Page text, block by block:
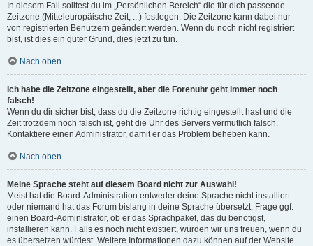
In diesem Fall solltest du im „Persönlichen Bereich“ die für dich passende
Zeitzone (Mitteleuropäische Zeit, ...) festlegen. Die Zeitzone kann dabei nur
von registrierten Benutzern geändert werden. Wenn du noch nicht registriert
bist, ist dies ein guter Grund, dies jetzt zu tun.
Nach oben
Ich habe die Zeitzone eingestellt, aber die Forenuhr geht immer noch
falsch!
Wenn du dir sicher bist, dass du die Zeitzone richtig eingestellt hast und die
Zeit trotzdem noch falsch ist, geht die Uhr des Servers vermutlich falsch.
Kontaktiere einen Administrator, damit er das Problem beheben kann.
Nach oben
Meine Sprache steht auf diesem Board nicht zur Auswahl!
Meist hat die Board-Administration entweder deine Sprache nicht installiert
oder niemand hat das Forum bislang in deine Sprache übersetzt. Frage ggf.
einen Board-Administrator, ob er das Sprachpaket, das du benötigst,
installieren kann. Falls es noch nicht existiert, würden wir uns freuen, wenn du
es übersetzen würdest. Weitere Informationen dazu können auf der Website